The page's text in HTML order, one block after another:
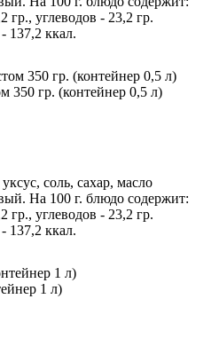
гр., углеводов - 23,2 гр.
137,2 ккал.
350 гр. (контейнер 0,5 л)
соль, сахар, масло
На 100 г. блюдо содержит:
гр., углеводов - 23,2 гр.
137,2 ккал.
1 л)